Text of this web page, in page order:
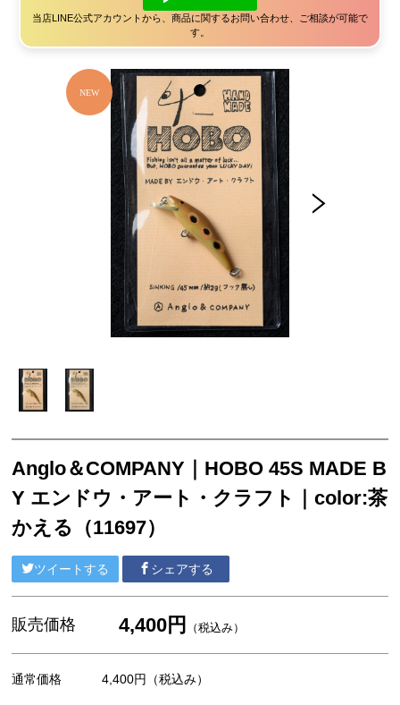
アウター・ベスト
フライ・ルアーケース
アウトレット
フライライン
フライマテリアル
ギア・アクセサリー
当店LINE公式アカウントから、商品に関するお問い合わせ、ご相談が可能で
す。
Anglo＆COMPANY｜HOBO 45S MADE B
Y エンドウ・アート・クラフト｜color:茶
かえる（11697）
ツイートする シェアする
販売価格 4,400円 （税込み）
通常価格 4,400円 （税込み）